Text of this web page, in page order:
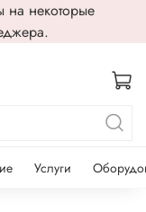
на некоторые
Услуги